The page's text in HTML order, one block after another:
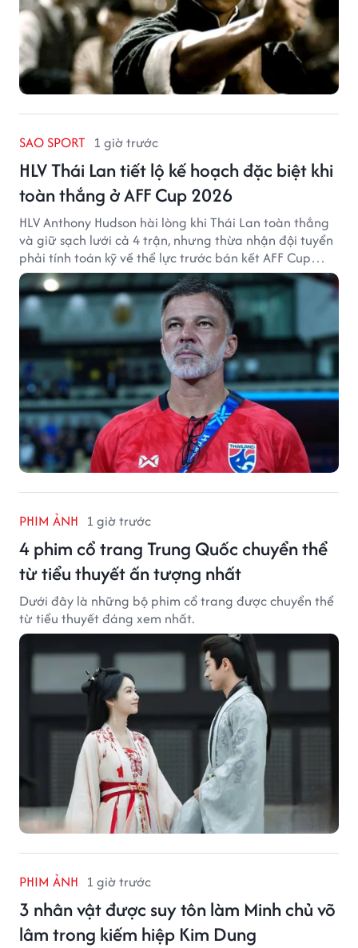
SAO SPORT 1 giờ trước
HLV Thái Lan tiết lộ kế hoạch đặc biệt khi
toàn thắng ở AFF Cup 2026
HLV Anthony Hudson hài lòng khi Thái Lan toàn thắng
và giữ sạch lưới cả 4 trận, nhưng thừa nhận đội tuyển
phải tính toán kỹ về thể lực trước bán kết AFF Cup
2026.
PHIM ẢNH 1 giờ trước
4 phim cổ trang Trung Quốc chuyển thể
từ tiểu thuyết ấn tượng nhất
Dưới đây là những bộ phim cổ trang được chuyển thể
từ tiểu thuyết đáng xem nhất.
PHIM ẢNH 1 giờ trước
3 nhân vật được suy tôn làm Minh chủ võ
lâm trong kiếm hiệp Kim Dung